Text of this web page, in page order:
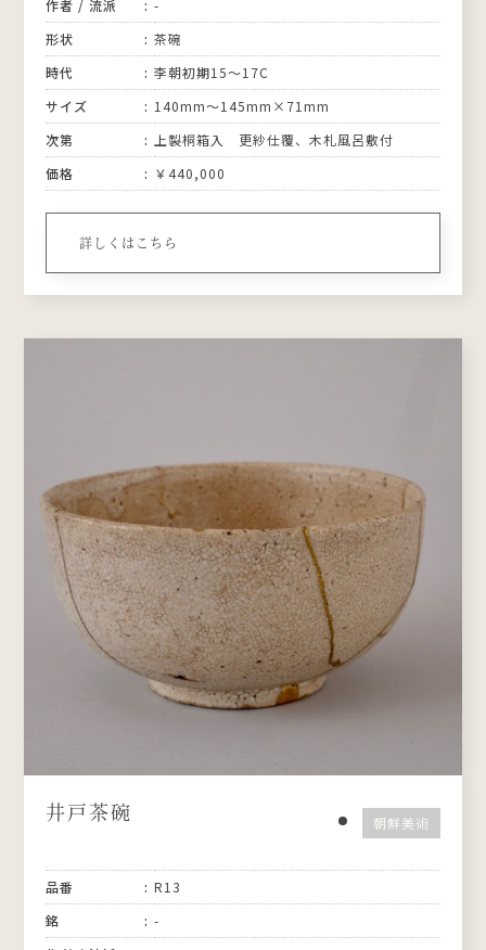
作者 / 流派
-
形状
茶碗
時代
李朝初期15〜17C
サイズ
140mm〜145mm×71mm
次第
上製桐箱入 更紗仕覆、木札風呂敷付
価格
￥440,000
詳しくはこちら
井戸茶碗 朝鮮美術
品番
R13
銘
-